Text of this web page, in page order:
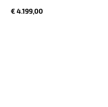
€ 4.199,00